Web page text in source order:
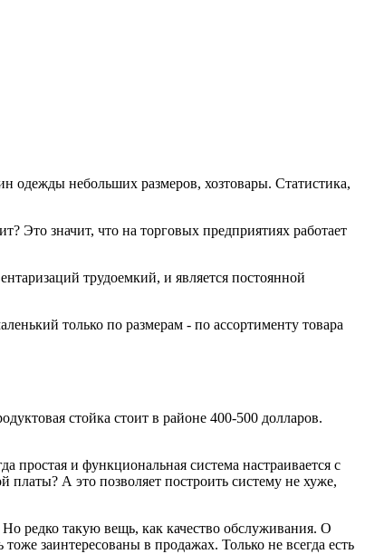
одежды небольших размеров, хозтовары. Статистика,
Это значит, что на торговых предприятиях работает
трудоемкий, и является постоянной
только по размерам - по ассортименту товара
стойка стоит в районе 400-500 долларов.
простая и функциональная система настраивается с
А это позволяет построить систему не хуже,
редко такую вещь, как качество обслуживания. О
заинтересованы в продажах. Только не всегда есть